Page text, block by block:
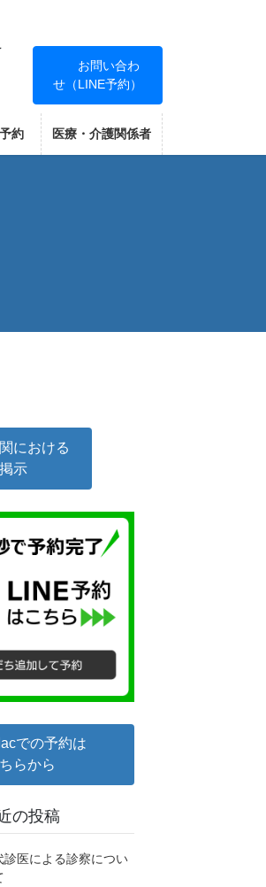
お問い合わ
せ（LINE予約）
約 医療・介護関係者
における
示
での予約は
らから
の投稿
診医による診察につい